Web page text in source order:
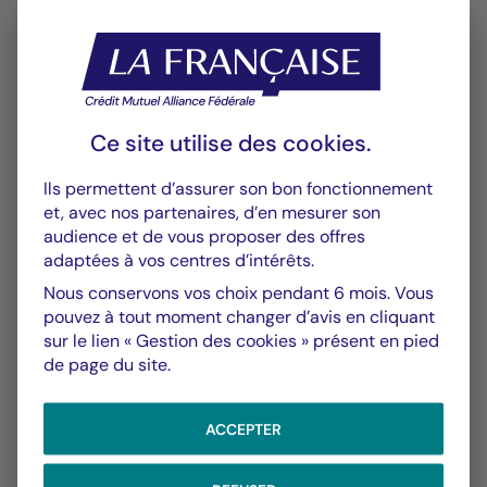
Performances
Historique VL
XLSX 91 Ko
PDF 651 Ko
Scénarios de Performance 2025-11-30
PDF 523 Ko
Scénarios de Performance 2025-10-31
PDF 523 Ko
Ce site utilise des cookies.
Ils permettent d’assurer son bon fonctionnement
et, avec nos partenaires, d’en mesurer son
audience et de vous proposer des offres
adaptées à vos centres d’intérêts.
Nous conservons vos choix pendant 6 mois. Vous
pouvez à tout moment changer d’avis en cliquant
sur le lien « Gestion des cookies » présent en pied
de page du site.
ACCEPTER